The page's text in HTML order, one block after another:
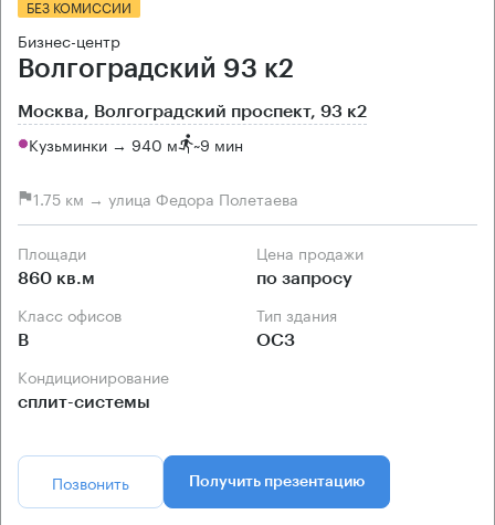
БЕЗ КОМИССИИ
Бизнес-центр
Волгоградский 93 к2
Москва, Волгоградский проспект, 93 к2
Кузьминки → 940 м ~9 мин
1.75 км → улица Федора Полетаева
Площади
860 кв.м
Цена продажи
по запросу
Класс офисов
B
Тип здания
ОСЗ
Кондиционирование
сплит-системы
Позвонить Получить презентацию